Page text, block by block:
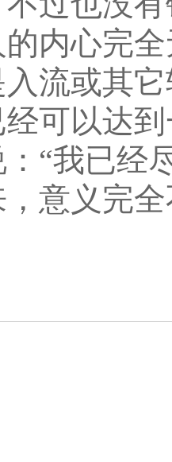
内心完
流或其
可以达
“我已经
意义完